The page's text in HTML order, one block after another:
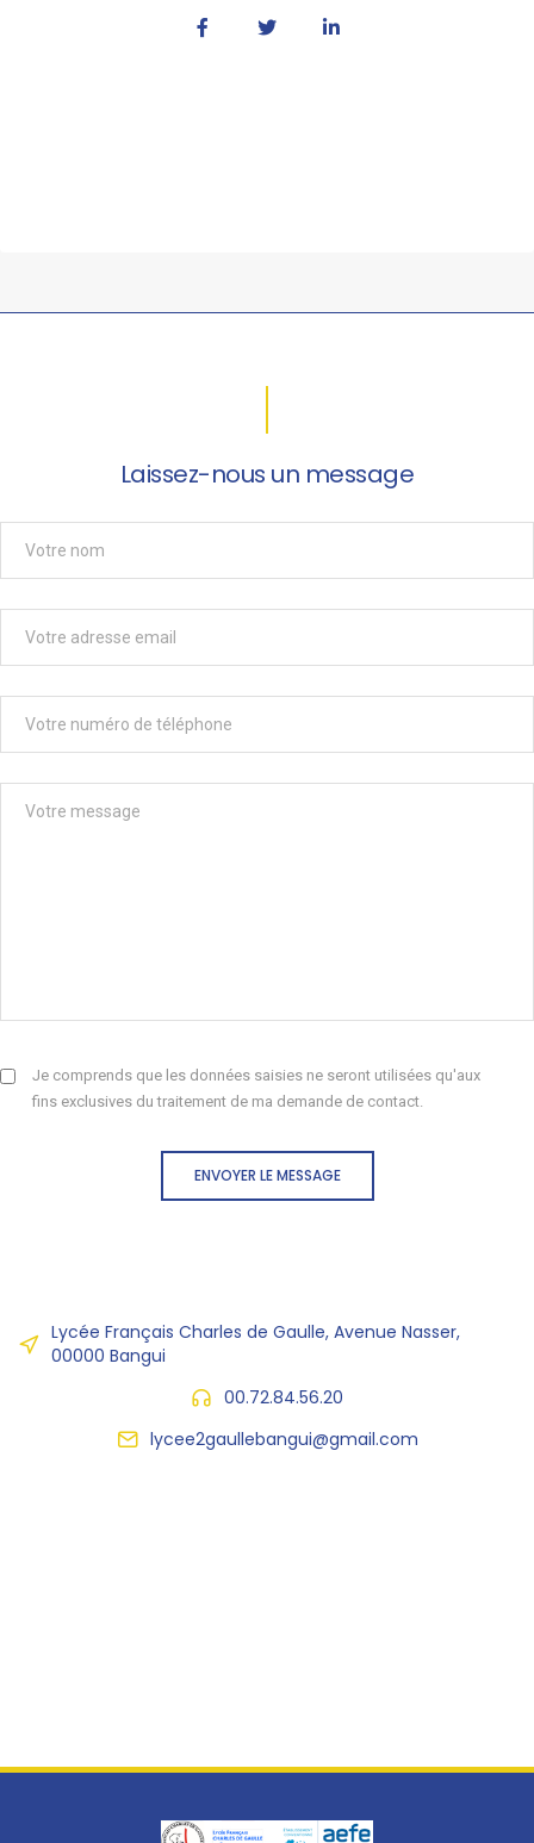
Laissez-nous un message
Je comprends que les données saisies ne seront utilisées qu'aux
fins exclusives du traitement de ma demande de contact.
ENVOYER LE MESSAGE
Lycée Français Charles de Gaulle, Avenue Nasser,
00000 Bangui
00.72.84.56.20
lycee2gaullebangui@gmail.com